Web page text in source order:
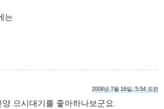
는
2008년 7월 16일, 5:54 오전
으시대기를 좋아하나보군요.